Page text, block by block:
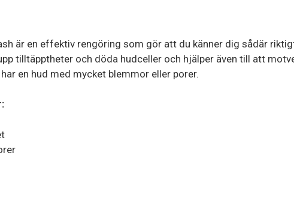
är en effektiv rengöring som gör att du känner dig sådär
tilltäpptheter och döda hudceller och hjälper även till att
en hud med mycket blemmor eller porer.